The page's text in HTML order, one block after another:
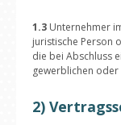
1.3 Unternehmer
juristische Person
die bei Abschluss
gewerblichen
2)